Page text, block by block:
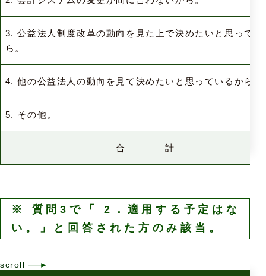
3. 公益法人制度改革の動向を見た上で決めたいと思ってい
ら。
4. 他の公益法人の動向を見て決めたいと思っているから。
5. その他。
合 計
※ 質問3で「 2．適用する予定はな
い。」と回答された方のみ該当。